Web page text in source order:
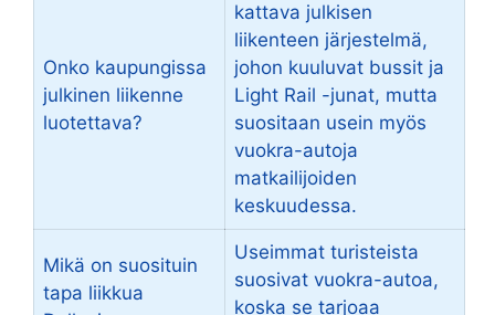
Onko kaupungissa
julkinen liikenne
luotettava?
kattava julkisen
liikenteen järjestelmä,
johon kuuluvat bussit ja
Light Rail -junat, mutta
suositaan usein myös
vuokra-autoja
matkailijoiden
keskuudessa.
Mikä on suosituin
tapa liikkua
Useimmat turisteista
suosivat vuokra-autoa,
koska se tarjoaa